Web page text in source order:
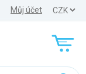
Můj účet